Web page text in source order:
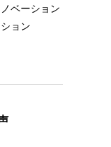
ベーション
ョン